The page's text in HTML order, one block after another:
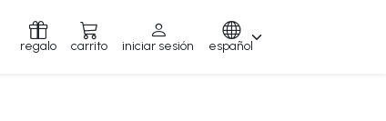
regalo carrito iniciar sesión español